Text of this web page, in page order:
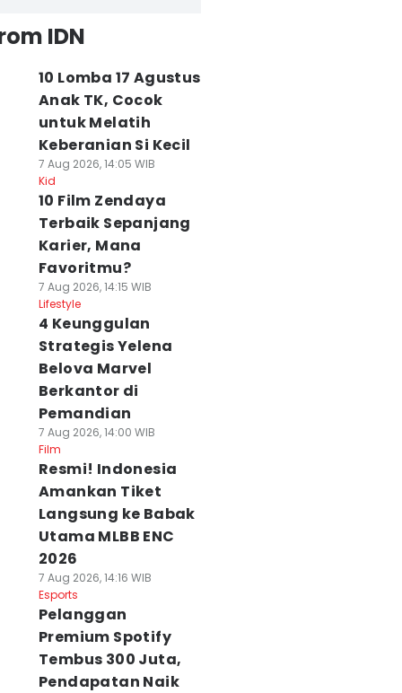
IDN
10 Lomba 17 Agustus
Anak TK, Cocok
untuk Melatih
Keberanian Si Kecil
7 Aug 2026, 14:05 WIB
Kid
10 Film Zendaya
Terbaik Sepanjang
Karier, Mana
Favoritmu?
7 Aug 2026, 14:15 WIB
Lifestyle
4 Keunggulan
Strategis Yelena
Belova Marvel
Berkantor di
Pemandian
7 Aug 2026, 14:00 WIB
Film
Resmi! Indonesia
Amankan Tiket
Langsung ke Babak
Utama MLBB ENC
2026
7 Aug 2026, 14:16 WIB
Esports
Pelanggan
Premium Spotify
Tembus 300 Juta,
Pendapatan Naik